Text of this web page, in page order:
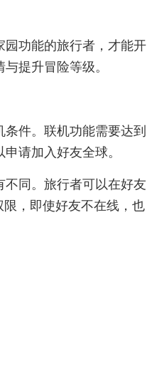
园功能的旅行者，才能开
提升冒险等级。
件。联机功能需要达到
请加入好友全球。
同。旅行者可以在好友
，即使好友不在线，也